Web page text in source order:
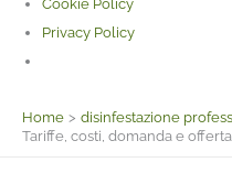
Cookie Policy
Privacy Policy
Home
disinfestazione
Tariffe, costi, domanda e